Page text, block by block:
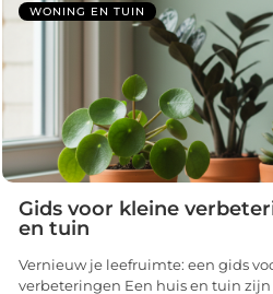
Gids voor kleine
en tuin
Vernieuw je leefruimte: een gids
verbeteringen Een huis en tuin zijn